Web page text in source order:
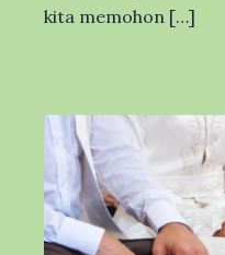
kita memohon […]